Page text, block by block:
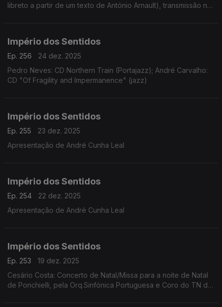
libreto a partir de um texto de António Arnault), transmissão na
Império dos Sentidos
Ep. 256
24 dez. 2025
Pedro Neves: CD Northern Train (Portajazz); André Carvalho:
CD "Of Fragility and Impermanence" (jazz)
Império dos Sentidos
Ep. 255
23 dez. 2025
Apresentação de André Cunha Leal
Império dos Sentidos
Ep. 254
22 dez. 2025
Apresentação de André Cunha Leal
Império dos Sentidos
Ep. 253
19 dez. 2025
Cesário Costa: Concerto de Natal/Missa para a noite de Natal
de Ponchielli, pela Orq.Sinfónica Portuguesa e Coro do TN de